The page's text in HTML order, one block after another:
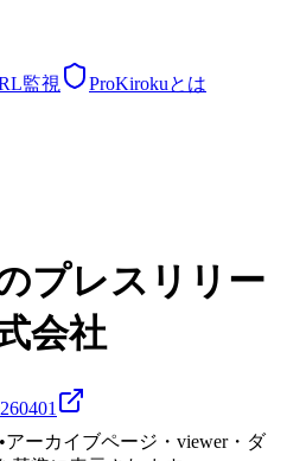
監視 ProKirokuとは
プレスリリー
会社
•アーカイブページ・viewer・ダ